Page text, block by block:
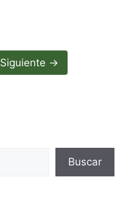
Siguiente →
Buscar